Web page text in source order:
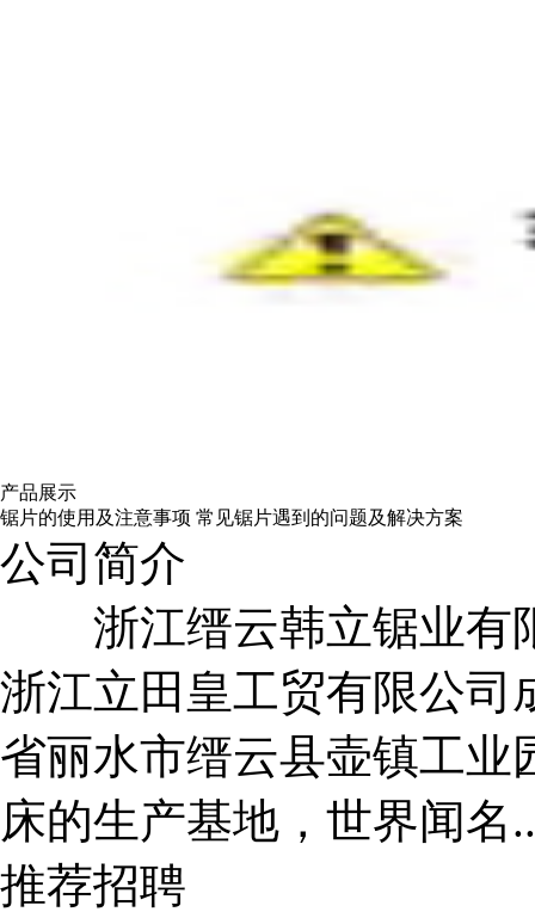
产品展示
锯片的使用及注意事项 常见锯片遇到的问题及解决方案
公司简介
浙江缙云韩立锯业有
浙江立田皇工贸有限公司
省丽水市缙云县壶镇工业
床的生产基地，世界闻名
推荐招聘